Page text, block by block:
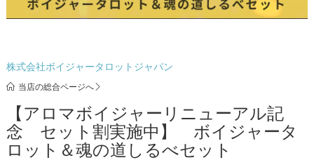
株式会社ボイジャータロットジャパン
当店の総合ページへ
【アロマボイジャーリニューアル記
念 セット割実施中】 ボイジャータ
ロット＆魂の道しるべセット